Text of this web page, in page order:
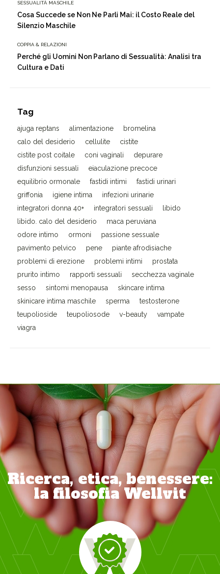
SESSUALITÀ MASCHILE
Cosa Succede se Non Ne Parli Mai: il Costo Reale del
Silenzio Maschile
COPPIA & RELAZIONI
Perché gli Uomini Non Parlano di Sessualità: Analisi tra
Cultura e Dati
Tag
ajuga reptans alimentazione
bromelina
calo del desiderio
cellulite
cistite
cistite post coitale
coni vaginali
depurare
disfunzioni sessuali
eiaculazione precoce
equilibrio ormonale
fastidi intimi
fastidi urinari
griffonia
igiene intima
infezioni urinarie
integratori donna 40+
integratori sessuali
libido
libido. calo del desiderio
maca peruviana
odore intimo
ormoni
passione sessuale
pavimento pelvico
pene
piante afrodisiache
problemi di erezione
problemi intimi
prostata
prurito intimo
rapporti sessuali
secchezza vaginale
sesso
sintomi menopausa
skincare intima
skinicare intima maschile
sperma
testosterone
teupolioside
teupoliosode v-beauty
vampate
viagra
Ricerca, etica, benessere:
la filosofia Wellvit